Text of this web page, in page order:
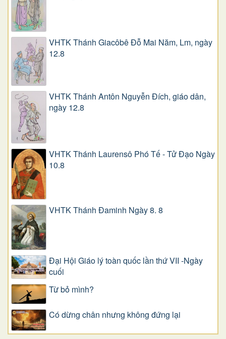
VHTK Thánh Giacôbê Ðỗ Mai Năm, Lm, ngày
12.8
VHTK Thánh Antôn Nguyễn Ðích, giáo dân,
ngày 12.8
VHTK Thánh Laurensô Phó Tế - Tử Đạo Ngày
10.8
VHTK Thánh Đaminh Ngày 8. 8
Đại Hội Giáo lý toàn quốc lần thứ VII -Ngày
cuối
Từ bỏ mình?
Có dừng chân nhưng không đứng lại